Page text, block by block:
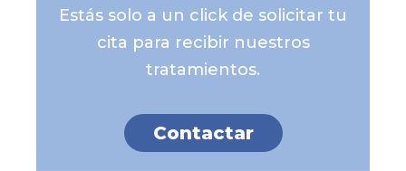
Estás solo a un click de solicitar tu
cita para recibir nuestros
tratamientos.
Contactar